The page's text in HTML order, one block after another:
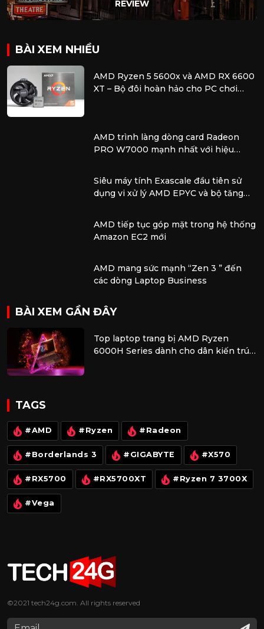
REVIEW
BÀI XEM NHIỀU
AMD Ryzen 5 5600x và AMD RX 6600
XT – Bộ đôi hoàn hảo cho PC chơi
AMD trình làng dòng card Radeon
PRO W7000 mạnh nhất với hiệu
Siêu máy tính Exascale đầu tiên sử
AMD tiếp tục góp mặt trong hệ thống
các dòng Laptop Business
BÀI XEM GẦN ĐÂY
TAGS
#AMD #Ryzen #Radeon
#Borderlands 3 #GIGABYTE #X570
#RX5700